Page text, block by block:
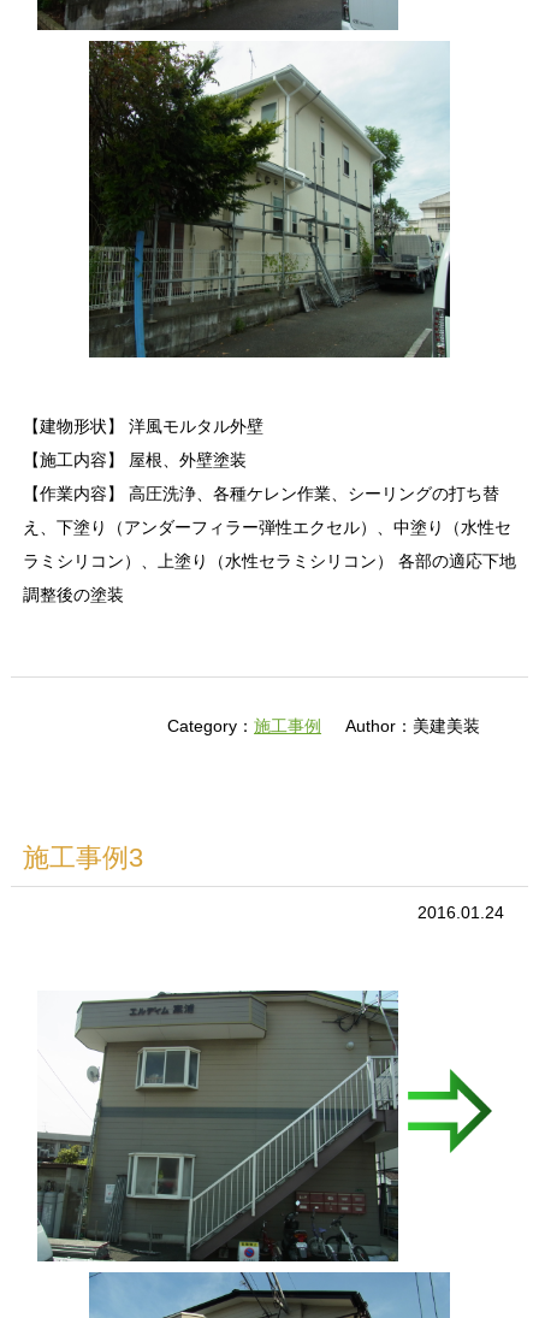
【建物形状】 洋風モルタル外壁
【施工内容】 屋根、外壁塗装
【作業内容】 高圧洗浄、各種ケレン作業、シーリングの打ち替
え、下塗り（アンダーフィラー弾性エクセル）、中塗り（水性セ
ラミシリコン）、上塗り（水性セラミシリコン） 各部の適応下地
調整後の塗装
Category：施工事例 Author：美建美装
施工事例3
2016.01.24